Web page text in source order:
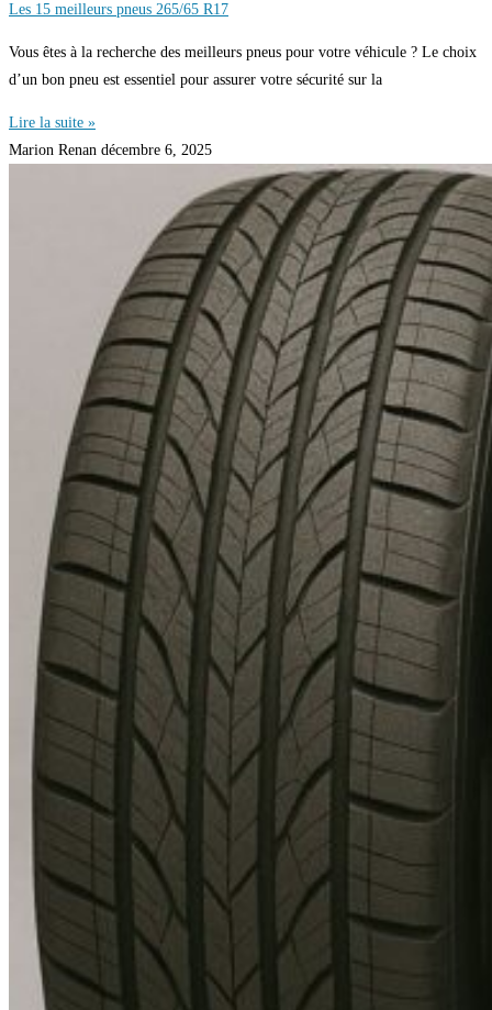
Les 15 meilleurs pneus 265/65 R17
Vous êtes à la recherche des meilleurs pneus pour votre véhicule ? Le choix
d’un bon pneu est essentiel pour assurer votre sécurité sur la
Lire la suite »
Marion Renan décembre 6, 2025